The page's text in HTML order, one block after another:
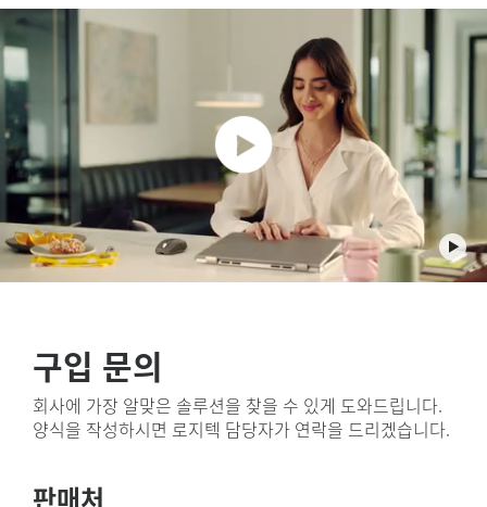
이 특징인 차세대 마우스. 유리 위에서도 작동하는 저소음
클릭 및 8000 DPI 트래킹 기능.
기술
블루투스
MagSpeed 휠
래칫과 프리 스핀을 토글하는
모드 전환
버튼
USB-C고속 충전
저소음 클릭
뒤로/앞으로
버튼
켜기/끄기스위치
밝은 미래를 위해 디자인된
로지텍의 목표가 궁금하신가요? 지속 가능성을 위한 디자
이는 로지텍의 제품 혁신에 있어 일반적인 구조부터 가장
작은 부품까지 가능한 모든 방법으로 탄소 발자국을 줄인다
는 뜻입니다. 품질과 성능은 조금도 타협하지 않으면서 말
이죠.
재활용 플라스틱 사용
비즈니스용 MX Anywhere 3S에 사용된 플라스틱 부품은
부여하여 탄소 발자국 절감에 도움
재활용 플라스틱 소개
구입 문의
회사에 가장 알맞은 솔루션을 찾을 수 있게 도와드립니다.
양식을 작성하시면 로지텍 담당자가 연락을 드리겠습니다.
판매처